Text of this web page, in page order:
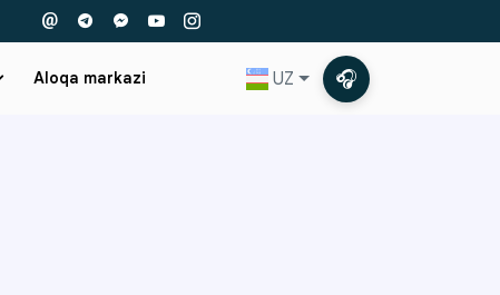
Aloqa markazi UZ 🎧